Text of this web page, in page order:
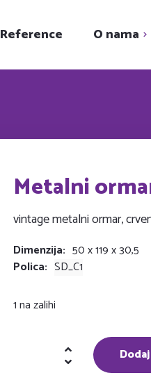
Reference O nama
Društveni
Metalni
vintage metalni ormar,
Dimenzija 50 x 119 x 30,5
Polica SD_C1
1 na zalihi